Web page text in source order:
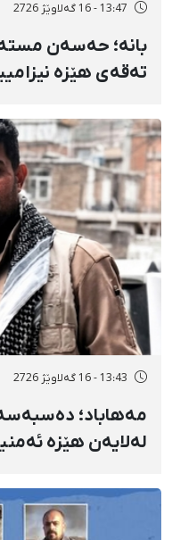
13:47 - 16 گەلاوێژ 2726
بانه؛ حەسەن
تەقەی هێزە
13:43 - 16 گەلاوێژ 2726
مەهاباد؛
لەلایەن هێزە